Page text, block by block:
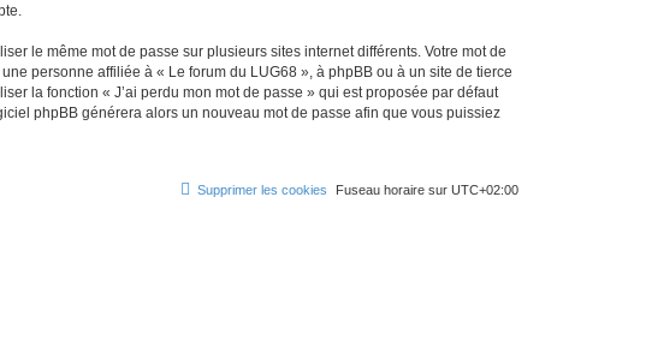
le même mot de passe sur plusieurs sites internet différents. Votre mot de
personne affiliée à « Le forum du LUG68 », à phpBB ou à un site de tierce
la fonction « J’ai perdu mon mot de passe » qui est proposée par défaut
phpBB générera alors un nouveau mot de passe afin que vous puissiez
Fuseau horaire sur UTC+02:00
Supprimer les cookies